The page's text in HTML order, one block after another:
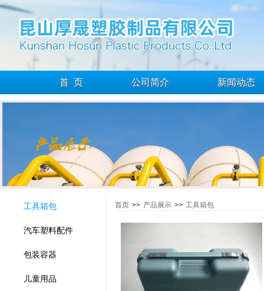
首 页 公司简介 新闻动态
工具箱包
汽车塑料配件
包装容器
儿童用品
首页 >> 产品展示 >> 工具箱包